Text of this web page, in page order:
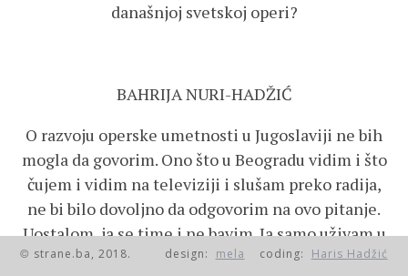
današnjoj svetskoj operi?
BAHRIJA NURI-HADŽIĆ
O razvoju operske umetnosti u Jugoslaviji ne bih
mogla da govorim. Ono što u Beogradu vidim i što
čujem i vidim na televiziji i slušam preko radija,
ne bi bilo dovoljno da odgovorim na ovo pitanje.
Uostalom, ja se time i ne bavim. Ja samo uživam u
onome što je lepo, što je dobro. A dobroga i
© strane.ba, 2018. design: mela coding: Haris Hadžić